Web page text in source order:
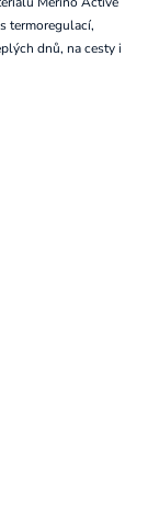
termoregulací,
dnů, na cesty i